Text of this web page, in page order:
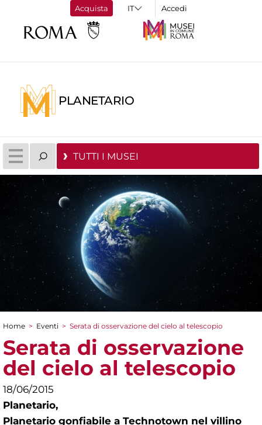
Acquista Accedi
PLANETARIO
TUTTI I MUSEI
Tu sei qui
Home > Eventi > Serata di osservazione del cielo al telescopio
Serata di osservazione
del cielo al telescopio
18/06/2015
Planetario,
Planetario gonfiabile a Technotown nel villino